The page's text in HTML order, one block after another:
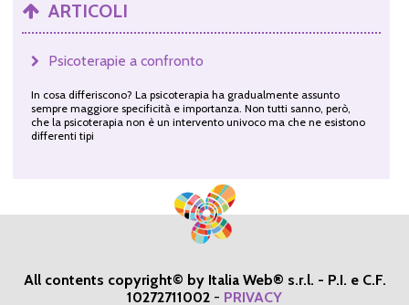
ARTICOLI
Psicoterapie a confronto
In cosa differiscono? La psicoterapia ha gradualmente assunto
sempre maggiore specificità e importanza. Non tutti sanno, però,
che la psicoterapia non è un intervento univoco ma che ne esistono
differenti tipi
All contents copyright© by Italia Web® s.r.l. - P.I. e C.F.
10272711002 - PRIVACY